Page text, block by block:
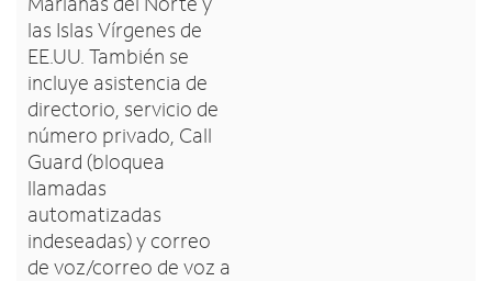
las Islas Vírgenes de
EE.UU. También se
incluye asistencia de
directorio, servicio de
número privado, Call
Guard (bloquea
llamadas
automatizadas
indeseadas) y correo
de voz/correo de voz a